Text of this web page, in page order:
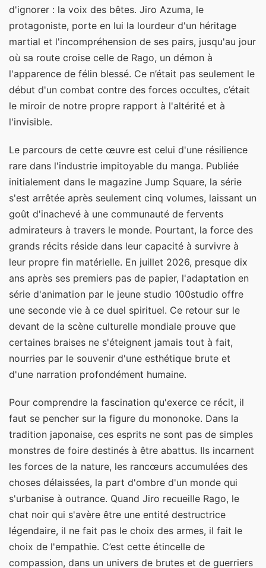
d'ignorer : la voix des bêtes. Jiro Azuma, le
protagoniste, porte en lui la lourdeur d'un héritage
martial et l'incompréhension de ses pairs, jusqu'au jour
où sa route croise celle de Rago, un démon à
l'apparence de félin blessé. Ce n’était pas seulement le
début d'un combat contre des forces occultes, c’était
le miroir de notre propre rapport à l'altérité et à
l'invisible.
Le parcours de cette œuvre est celui d'une résilience
rare dans l'industrie impitoyable du manga. Publiée
initialement dans le magazine Jump Square, la série
s'est arrêtée après seulement cinq volumes, laissant un
goût d'inachevé à une communauté de fervents
admirateurs à travers le monde. Pourtant, la force des
grands récits réside dans leur capacité à survivre à
leur propre fin matérielle. En juillet 2026, presque dix
ans après ses premiers pas de papier, l'adaptation en
série d'animation par le jeune studio 100studio offre
une seconde vie à ce duel spirituel. Ce retour sur le
devant de la scène culturelle mondiale prouve que
certaines braises ne s'éteignent jamais tout à fait,
nourries par le souvenir d'une esthétique brute et
d'une narration profondément humaine.
Pour comprendre la fascination qu'exerce ce récit, il
faut se pencher sur la figure du mononoke. Dans la
tradition japonaise, ces esprits ne sont pas de simples
monstres de foire destinés à être abattus. Ils incarnent
les forces de la nature, les rancœurs accumulées des
choses délaissées, la part d'ombre d'un monde qui
s'urbanise à outrance. Quand Jiro recueille Rago, le
chat noir qui s'avère être une entité destructrice
légendaire, il ne fait pas le choix des armes, il fait le
choix de l'empathie. C’est cette étincelle de
compassion, dans un univers de brutes et de guerriers